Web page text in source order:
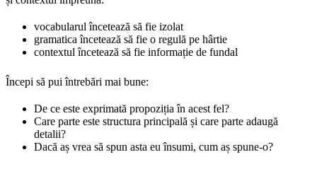
vocabularul încetează să fie izolat
gramatica încetează să fie o regulă pe hârtie
contextul încetează să fie informație de fundal
Începi să pui întrebări mai bune:
De ce este exprimată propoziția în acest fel?
Care parte este structura principală și care parte adaugă
detalii?
Dacă aș vrea să spun asta eu însumi, cum aș spune-o?